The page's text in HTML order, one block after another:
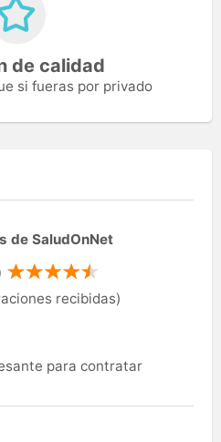
de calidad
si fueras por privado
de SaludOnNet
recibidas)
para contratar